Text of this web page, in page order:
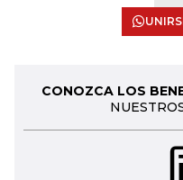
CONOZCA LOS